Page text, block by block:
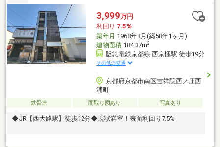
3,999万円
利回り 7.5％
築年月 1968年8月(築58年1ヶ月)
建物面積184.37m2
阪急電鉄京都線 西京極駅 徒歩19分
その他の交通
京都府京都市南区吉祥院西ノ庄西
浦町
鉄骨造 間取り図あり 写真あり
◆JR【西大路駅】徒歩12分◆現状満室！表面利回り7.5%